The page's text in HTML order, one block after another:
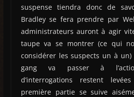
suspense tiendra donc de
Bradley se fera prendre par
administrateurs auront à agir
taupe va se montrer (ce qui
considérer les suspects un à
gang va passer à
d’interrogations restent
première partie se suive